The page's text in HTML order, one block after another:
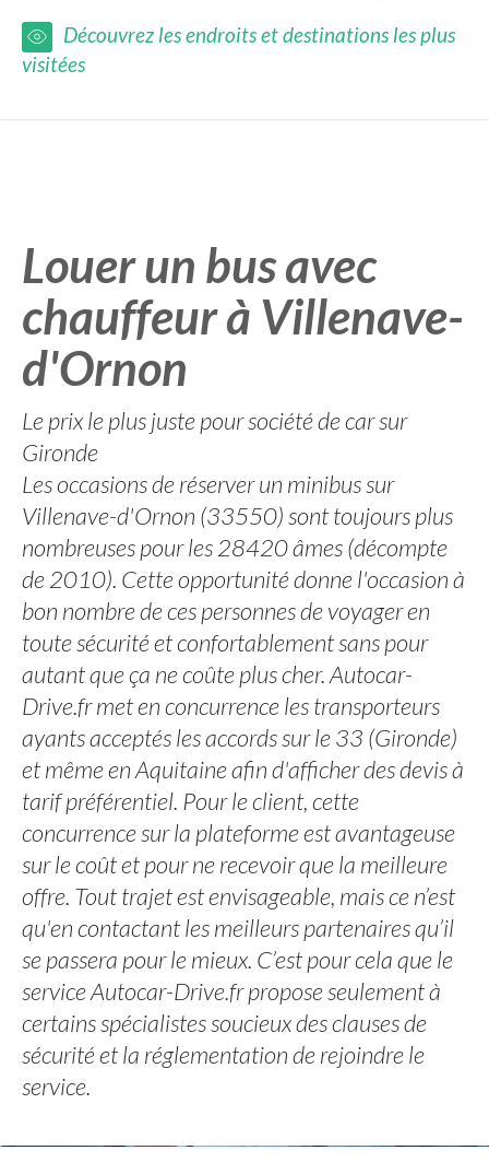
Découvrez les endroits et destinations les plus
visitées
Louer un bus avec
chauffeur à Villenave-
d'Ornon
Le prix le plus juste pour société de car sur
Gironde
Les occasions de réserver un minibus sur
Villenave-d'Ornon (33550) sont toujours plus
nombreuses pour les 28420 âmes (décompte
de 2010). Cette opportunité donne l'occasion à
bon nombre de ces personnes de voyager en
toute sécurité et confortablement sans pour
autant que ça ne coûte plus cher. Autocar-
Drive.fr met en concurrence les transporteurs
ayants acceptés les accords sur le 33 (Gironde)
et même en Aquitaine afin d'afficher des devis à
tarif préférentiel. Pour le client, cette
concurrence sur la plateforme est avantageuse
sur le coût et pour ne recevoir que la meilleure
offre. Tout trajet est envisageable, mais ce n’est
qu'en contactant les meilleurs partenaires qu’il
se passera pour le mieux. C’est pour cela que le
service Autocar-Drive.fr propose seulement à
certains spécialistes soucieux des clauses de
sécurité et la réglementation de rejoindre le
service.